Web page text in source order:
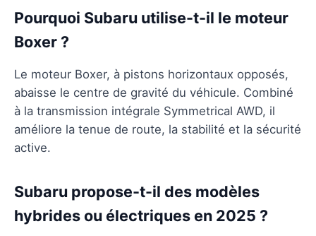
Pourquoi Subaru utilise-t-il le moteur
Boxer ?
Le moteur Boxer, à pistons horizontaux opposés,
abaisse le centre de gravité du véhicule. Combiné
à la transmission intégrale Symmetrical AWD, il
améliore la tenue de route, la stabilité et la sécurité
active.
Subaru propose-t-il des modèles
hybrides ou électriques en 2025 ?